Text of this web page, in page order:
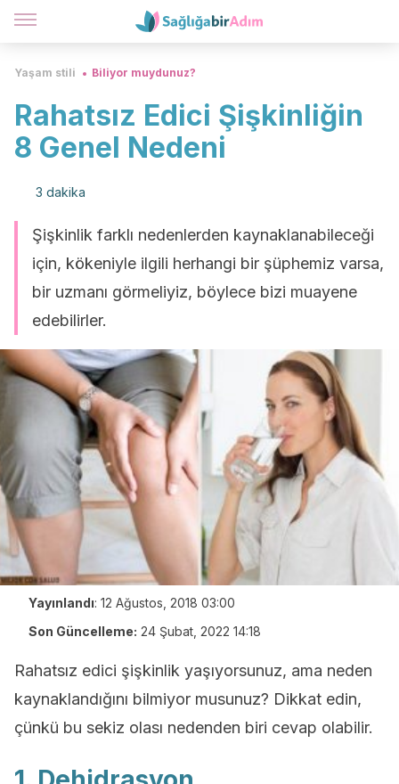
Yaşam stili Biliyor muydunuz?
Rahatsız Edici Şişkinliğin
8 Genel Nedeni
3 dakika
Şişkinlik farklı nedenlerden kaynaklanabileceği
için, kökeniyle ilgili herhangi bir şüphemiz varsa,
bir uzmanı görmeliyiz, böylece bizi muayene
edebilirler.
Yayınlandı: 12 Ağustos, 2018 03:00
Son Güncelleme: 24 Şubat, 2022 14:18
Rahatsız edici şişkinlik yaşıyorsunuz, ama neden
kaynaklandığını bilmiyor musunuz? Dikkat edin,
çünkü bu sekiz olası nedenden biri cevap olabilir.